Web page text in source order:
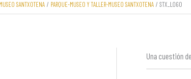
y
MUSEO SANTXOTENA PARQUE-MUSEO Y TALLER-MUSEO SANTXOTENA STX_LOGO
Una cuestión